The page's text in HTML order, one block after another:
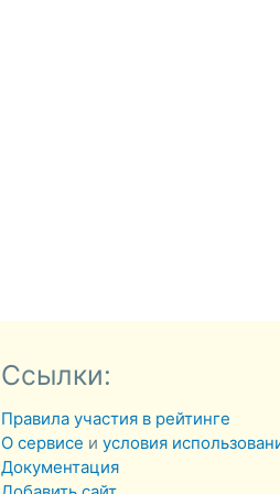
Ссылки:
Правила участия в рейтинге
О сервисе иусловия
Документация